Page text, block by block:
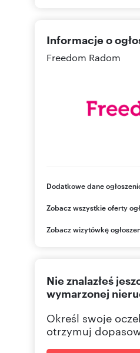
Informacje o
Freedom Radom
Dodatkowe dane
Radom
PL
Zobacz wszystkie oferty
Zobacz wizytówkę
Nie znalazłeś
wymarzonej
Określ swoje
otrzymuj